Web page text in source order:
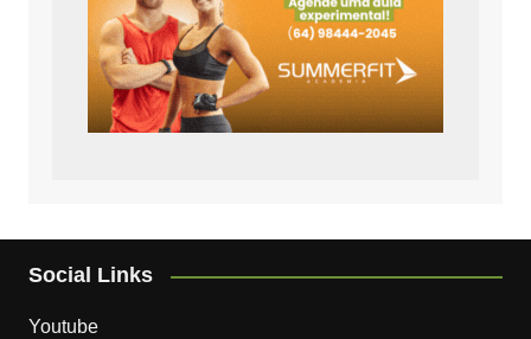
Social Links
Youtube